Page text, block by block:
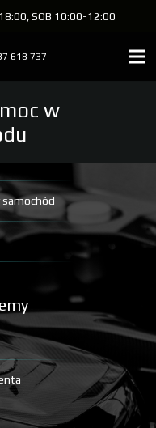
SOB 10:00-12:00
618 737
w